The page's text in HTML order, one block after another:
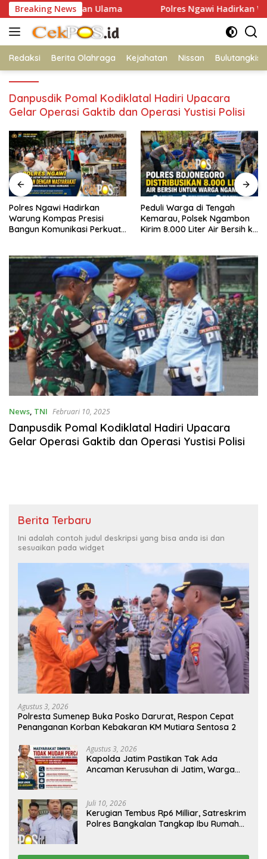
Langsung
ke
konten
Breaking News
Polri dan Ulama Polres Ngawi Hadirkan Warung
Redaksi Berita Olahraga Kejahatan Nissan Bulutangkis
Danpusdik Pomal Kodiklatal Hadiri Upacara
Gelar Operasi Gaktib dan Operasi Yustisi Polisi
Peduli Warga di Tengah
Kemarau, Polsek Ngambon
Kirim 8.000 Liter Air Bersih ke
Susuri Jalanan Kota,
Satlantas Polres Gresik
Kebaikan Lewat Jumat
News, TNI Februari 10, 2025
Danpusdik Pomal Kodiklatal Hadiri Upacara
Gelar Operasi Gaktib dan Operasi Yustisi Polisi
Berita Terbaru
Ini adalah contoh judul deskripsi yang bisa anda isi dan
sesuaikan pada widget
Agustus 3, 2026
Polresta Sumenep Buka Posko Darurat, Respon Cepat
Penanganan Korban Kebakaran KM Mutiara Sentosa 2
Agustus 3, 2026
Kapolda Jatim Pastikan Tak Ada
Ancaman Kerusuhan di Jatim, Warga
Juli 10, 2026
Kerugian Tembus Rp6 Milliar, Satreskrim
Polres Bangkalan Tangkap Ibu Rumah